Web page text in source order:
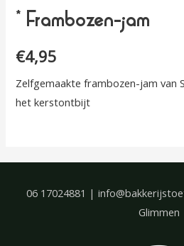
* Frambozen-jam
€4,95
Zelfgemaakte frambozen-jam van
het kerstontbijt
06 17024881 |
Glimmen